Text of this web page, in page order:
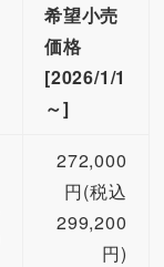
希望小売
価格
[2026/1/1
～]
272,000
円(税込
299,200
円)